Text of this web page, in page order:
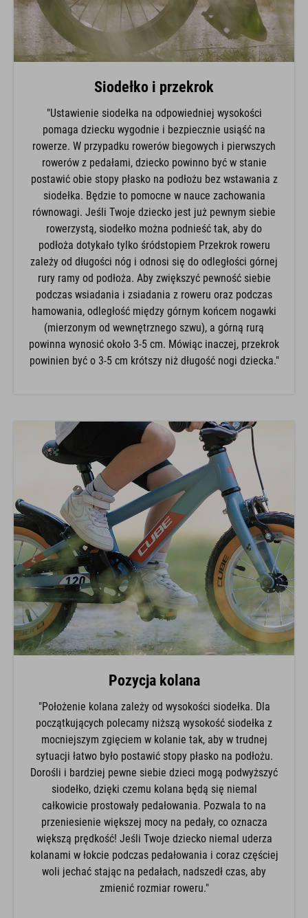
Siodełko i przekrok
"Ustawienie siodełka na odpowiedniej wysokości
pomaga dziecku wygodnie i bezpiecznie usiąść na
rowerze. W przypadku rowerów biegowych i pierwszych
rowerów z pedałami, dziecko powinno być w stanie
postawić obie stopy płasko na podłożu bez wstawania z
siodełka. Będzie to pomocne w nauce zachowania
równowagi. Jeśli Twoje dziecko jest już pewnym siebie
rowerzystą, siodełko można podnieść tak, aby do
podłoża dotykało tylko śródstopiem Przekrok roweru
zależy od długości nóg i odnosi się do odległości górnej
rury ramy od podłoża. Aby zwiększyć pewność siebie
podczas wsiadania i zsiadania z roweru oraz podczas
hamowania, odległość między górnym końcem nogawki
(mierzonym od wewnętrznego szwu), a górną rurą
powinna wynosić około 3-5 cm. Mówiąc inaczej, przekrok
powinien być o 3-5 cm krótszy niż długość nogi dziecka."
Pozycja kolana
"Położenie kolana zależy od wysokości siodełka. Dla
początkujących polecamy niższą wysokość siodełka z
mocniejszym zgięciem w kolanie tak, aby w trudnej
sytuacji łatwo było postawić stopy płasko na podłożu.
Dorośli i bardziej pewne siebie dzieci mogą podwyższyć
siodełko, dzięki czemu kolana będą się niemal
całkowicie prostowały pedałowania. Pozwala to na
przeniesienie większej mocy na pedały, co oznacza
większą prędkość! Jeśli Twoje dziecko niemal uderza
kolanami w łokcie podczas pedałowania i coraz częściej
woli jechać stając na pedałach, nadszedł czas, aby
zmienić rozmiar roweru."